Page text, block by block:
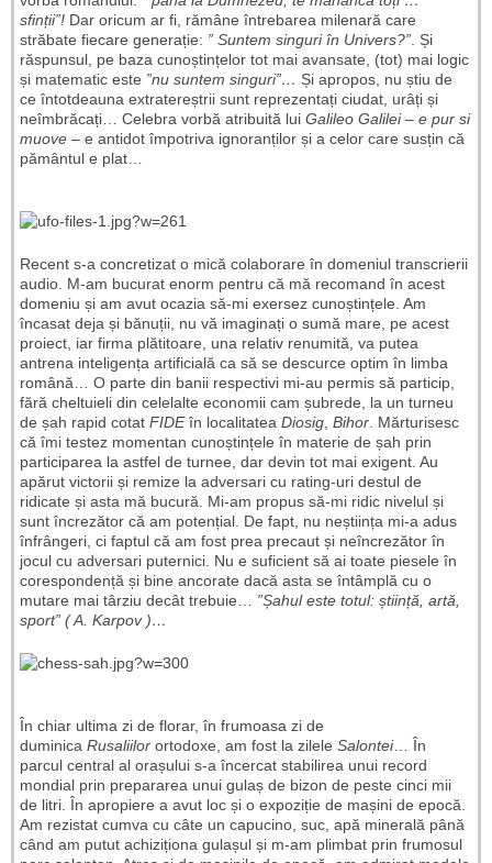
sfinții”! Dar oricum ar fi, rămâne întrebarea milenară care
străbate fiecare generație: ” Suntem singuri în Univers?”. Și
răspunsul, pe baza cunoștințelor tot mai avansate, (tot) mai logic
și matematic este ”nu suntem singuri”… Și apropos, nu știu de
ce întotdeauna extratereștrii sunt reprezentați ciudat, urâți și
neîmbrăcați… Celebra vorbă atribuită lui Galileo Galilei– e pur si
muove – e antidot împotriva ignoranților și a celor care susțin că
pământul e plat…
Recent s-a concretizat o mică colaborare în domeniul transcrierii
audio. M-am bucurat enorm pentru că mă recomand în acest
domeniu și am avut ocazia să-mi exersez cunoștințele. Am
încasat deja și bănuții, nu vă imaginați o sumă mare, pe acest
proiect, iar firma plătitoare, una relativ renumită, va putea
antrena inteligența artificială ca să se descurce optim în limba
română… O parte din banii respectivi mi-au permis să particip,
fără cheltuieli din celelalte economii cam șubrede, la un turneu
de șah rapid cotat FIDEîn localitatea Diosig, Bihor. Mărturisesc
că îmi testez momentan cunoștințele în materie de șah prin
participarea la astfel de turnee, dar devin tot mai exigent. Au
apărut victorii și remize la adversari cu rating-uri destul de
ridicate și asta mă bucură. Mi-am propus să-mi ridic nivelul și
sunt încrezător că am potențial. De fapt, nu neștiința mi-a adus
înfrângeri, ci faptul că am fost prea precaut și neîncrezător în
jocul cu adversari puternici. Nu e suficient să ai toate piesele în
corespondență și bine ancorate dacă asta se întâmplă cu o
mutare mai târziu decât trebuie… ”Șahul este totul: știință, artă,
sport” ( A. Karpov )…
În chiar ultima zi de florar, în frumoasa zi de
duminica Rusaliilor ortodoxe, am fost la zilele Salontei… În
parcul central al orașului s-a încercat stabilirea unui record
mondial prin prepararea unui gulaș de bizon de peste cinci mii
de litri. În apropiere a avut loc și o expoziție de mașini de epocă.
Am rezistat cumva cu câte un capucino, suc, apă minerală până
când am putut achiziționa gulașul și m-am plimbat prin frumosul